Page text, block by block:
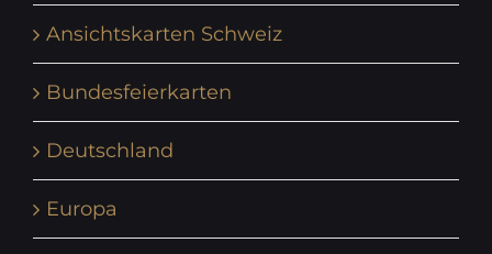
Ansichtskarten Schweiz
Bundesfeierkarten
Deutschland
Europa